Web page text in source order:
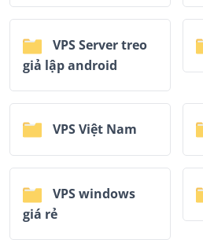
VPS Server treo
giả lập android
VPS Việt Nam
VPS windows
giá rẻ